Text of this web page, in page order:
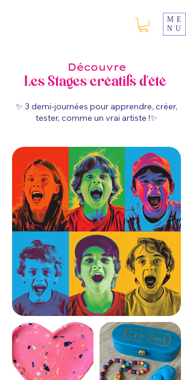
ME
NU
Découvre
Les Stages créatifs d'été
✨ 3 demi-journées pour apprendre, créer,
tester, comme un vrai artiste !✨